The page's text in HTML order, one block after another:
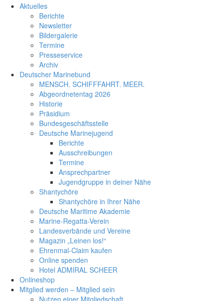
Aktuelles
Berichte
Newsletter
Bildergalerie
Termine
Presseservice
Archiv
Deutscher Marinebund
MENSCH. SCHIFFFAHRT. MEER.
Abgeordnetentag 2026
Historie
Präsidium
Bundesgeschäftsstelle
Deutsche Marinejugend
Berichte
Ausschreibungen
Termine
Ansprechpartner
Jugendgruppe in deiner Nähe
Shantychöre
Shantychöre in Ihrer Nähe
Deutsche Maritime Akademie
Marine-Regatta-Verein
Landesverbände und Vereine
Magazin „Leinen los!“
Ehrenmal-Claim kaufen
Online spenden
Hotel ADMIRAL SCHEER
Onlineshop
Mitglied werden – Mitglied sein
Nutzen einer Mitgliedschaft